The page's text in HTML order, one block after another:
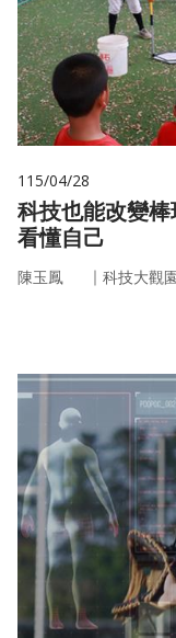
115/04/28
科技也能改變
看懂自己
陳玉鳳 ｜ 科技大觀